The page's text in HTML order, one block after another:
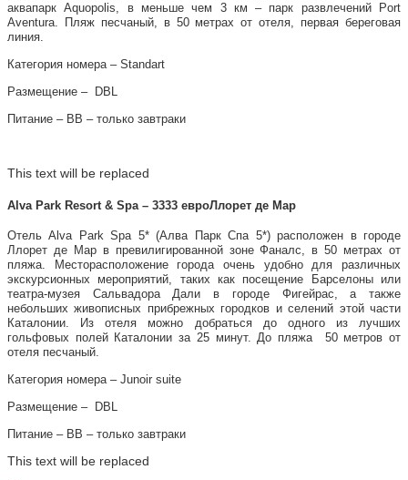
аквапарк Aquopolis, в меньше чем 3 км – парк развлечений Port
Aventura. Пляж песчаный, в 50 метрах от отеля, первая береговая
линия.
Категория номера – Standart
Размещение – DBL
Питание – ВВ – только завтраки
This text will be replaced
Alva Park Resort & Spa – 3333 евроЛлорет де Мар
Отель Alva Park Spa 5* (Алва Парк Спа 5*) расположен в городе
Ллорет де Мар в превилигированной зоне Фаналс, в 50 метрах от
пляжа. Месторасположение города очень удобно для различных
экскурсионных мероприятий, таких как посещение Барселоны или
театра-музея Сальвадора Дали в городе Фигейрас, а также
небольших живописных прибрежных городков и селений этой части
Каталонии. Из отеля можно добраться до одного из лучших
гольфовых полей Каталонии за 25 минут. До пляжа 50 метров от
отеля песчаный.
Категория номера – Junoir suite
Размещение – DBL
Питание – ВВ – только завтраки
This text will be replaced